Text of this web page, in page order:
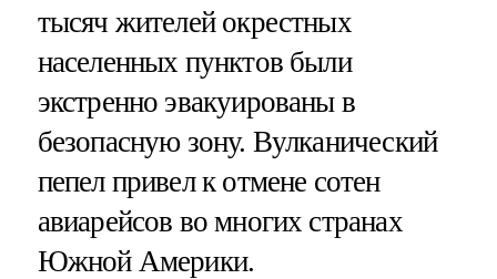
тысяч жителей окрестных
населенных пунктов были
экстренно эвакуированы в
безопасную зону. Вулканический
пепел привел к отмене сотен
авиарейсов во многих странах
Южной Америки.